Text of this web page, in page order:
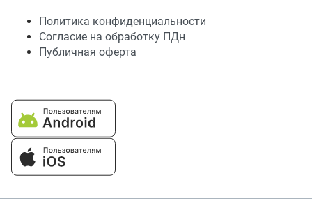
Политика конфиденциальности
Согласие на обработку ПДн
Публичная оферта